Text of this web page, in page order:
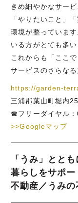
きめ細やかなサー
「やりたいこと」
環境が整っていま
いる方がとても多
これからも「ここ
サービスのさらなる
https://garden-
三浦郡葉山町堀内
☎フリーダイヤル
>>Googleマップ
「うみ」とと
暮らしをサポー
不動産／うみの